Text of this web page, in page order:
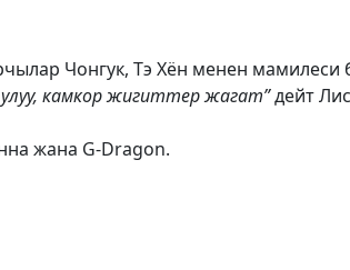
Чонгук, Тэ Хён менен мамилеси
камкор жигиттер жагат”дейт
жана G-Dragon.